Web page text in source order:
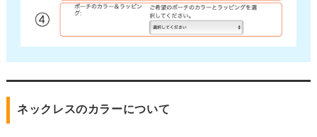
ネックレスのカラーについて